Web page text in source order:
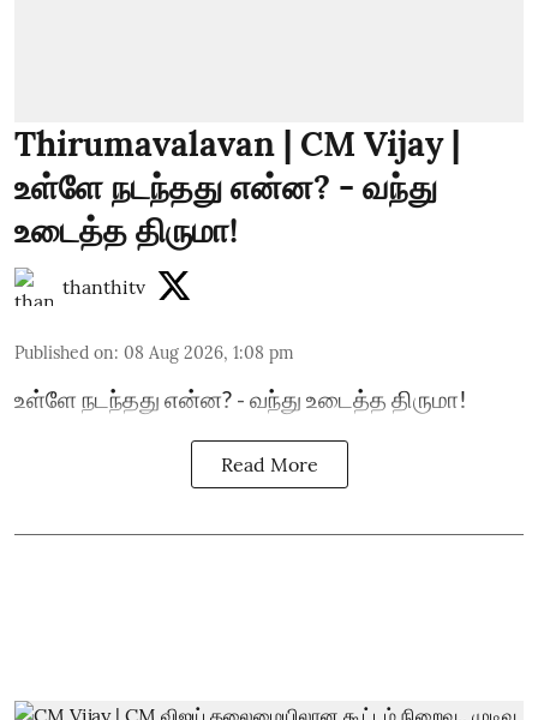
Thirumavalavan | CM Vijay |
உள்ளே நடந்தது என்ன? - வந்து
உடைத்த திருமா!
thanthitv
Published on: 08 Aug 2026, 1:08 pm
உள்ளே நடந்தது என்ன? - வந்து உடைத்த திருமா!
Read More